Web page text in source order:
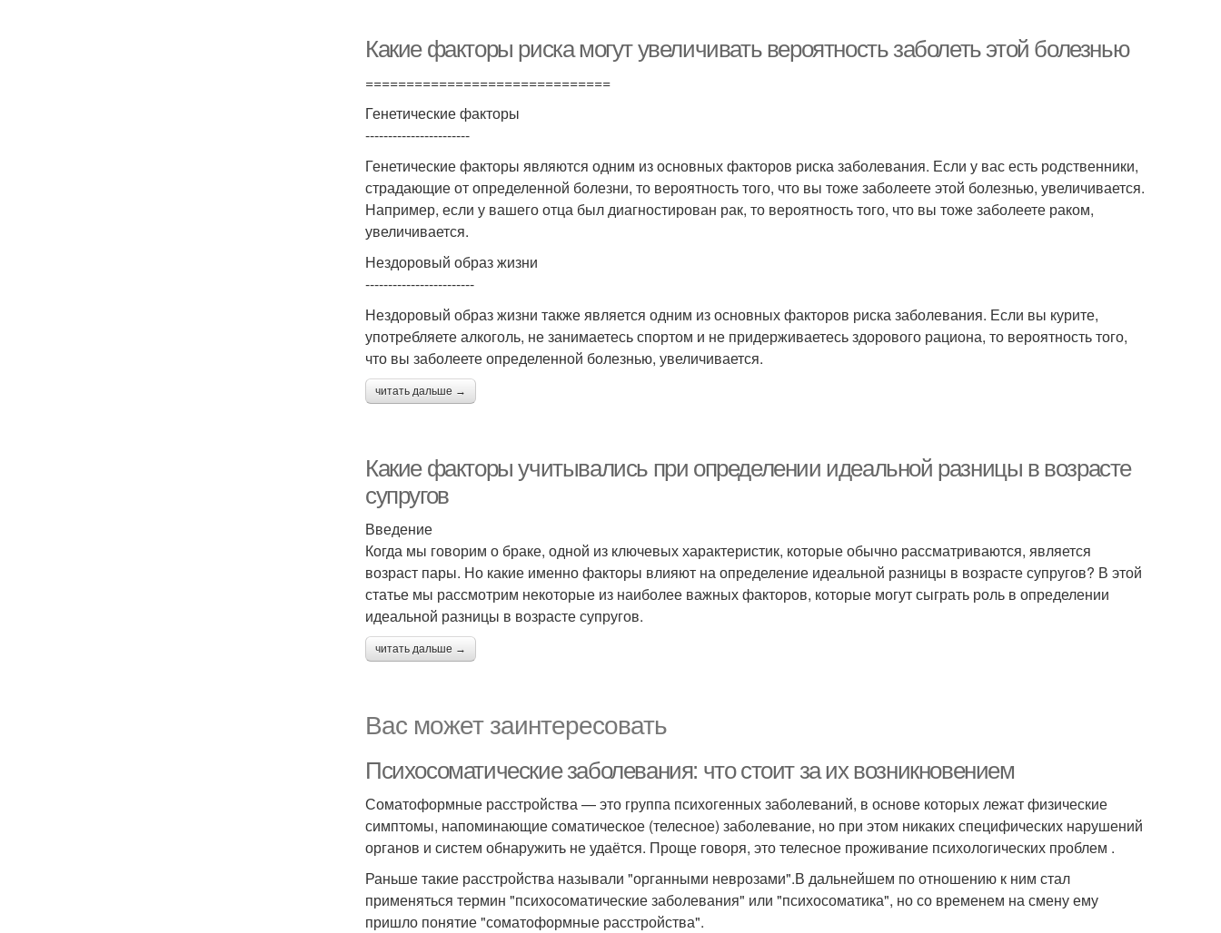
Какие факторы риска могут увеличивать вероятность заболеть этой болезнью
==============================
Генетические факторы
-----------------------
Генетические факторы являются одним из основных факторов риска заболевания. Если у вас есть родственники,
страдающие от определенной болезни, то вероятность того, что вы тоже заболеете этой болезнью, увеличивается.
Например, если у вашего отца был диагностирован рак, то вероятность того, что вы тоже заболеете раком,
увеличивается.
Нездоровый образ жизни
------------------------
Нездоровый образ жизни также является одним из основных факторов риска заболевания. Если вы курите,
употребляете алкоголь, не занимаетесь спортом и не придерживаетесь здорового рациона, то вероятность того,
что вы заболеете определенной болезнью, увеличивается.
читать дальше →
Какие факторы учитывались при определении идеальной разницы в возрасте
супругов
Введение
Когда мы говорим о браке, одной из ключевых характеристик, которые обычно рассматриваются, является
возраст пары. Но какие именно факторы влияют на определение идеальной разницы в возрасте супругов? В этой
статье мы рассмотрим некоторые из наиболее важных факторов, которые могут сыграть роль в определении
идеальной разницы в возрасте супругов.
читать дальше →
Вас может заинтересовать
Психосоматические заболевания: что стоит за их возникновением
Соматоформные расстройства — это группа психогенных заболеваний, в основе которых лежат физические
симптомы, напоминающие соматическое (телесное) заболевание, но при этом никаких специфических нарушений
органов и систем обнаружить не удаётся. Проще говоря, это телесное проживание психологических проблем .
Раньше такие расстройства называли "органными неврозами".В дальнейшем по отношению к ним стал
применяться термин "психосоматические заболевания" или "психосоматика", но со временем на смену ему
пришло понятие "соматоформные расстройства".